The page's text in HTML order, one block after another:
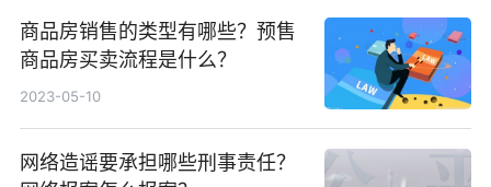
商品房销售的类型有哪些？预售
商品房买卖流程是什么？
2023-05-10
网络造谣要承担哪些刑事责任？